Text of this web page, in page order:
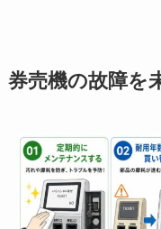
券売機の故障を